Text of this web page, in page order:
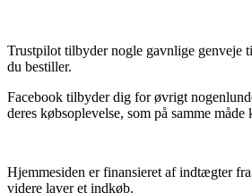
Trustpilot tilbyder nogle gavnlige genveje
du bestiller.
Facebook tilbyder dig for øvrigt
deres købsoplevelse, som på samme
Hjemmesiden er finansieret af indtægter
videre laver et indkøb.